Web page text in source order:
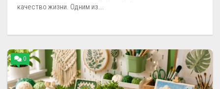
качество жизни. Одним из...
0